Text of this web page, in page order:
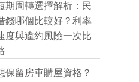
期周轉選擇解析：民
錢哪個比較好？利率
度與違約風險一次比
保留房車購屋資格？